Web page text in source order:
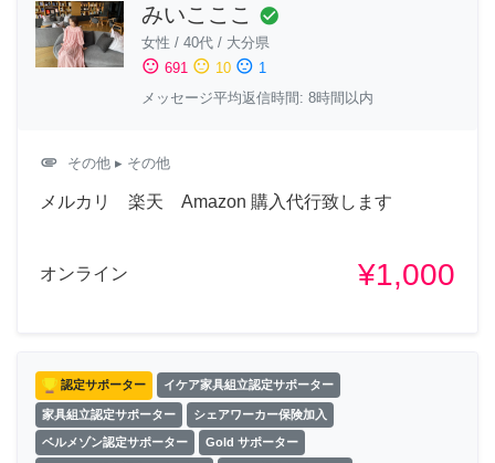
みいこここ check_circle
女性 / 40代 / 大分県
sentiment_satisfied 691 sentiment_neutral 10 sentiment_dissatisfied 1
メッセージ平均返信時間: 8時間以内
attachment その他 ▸ その他
メルカリ 楽天 Amazon 購入代行致します
オンライン ¥1,000
認定サポーター イケア家具組立認定サポーター
家具組立認定サポーター シェアワーカー保険加入
ベルメゾン認定サポーター Gold サポーター